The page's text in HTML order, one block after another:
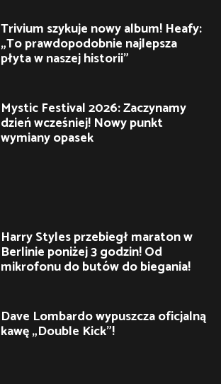
Trivium szykuje nowy album! Heafy:
„To prawdopodobnie najlepsza
płyta w naszej historii”
Mystic Festival 2026: Zaczynamy
dzień wcześniej! Nowy punkt
wymiany opasek
Harry Styles przebiegł maraton w
Berlinie poniżej 3 godzin! Od
mikrofonu do butów do biegania!
Dave Lombardo wypuszcza oficjalną
kawę „Double Kick”!